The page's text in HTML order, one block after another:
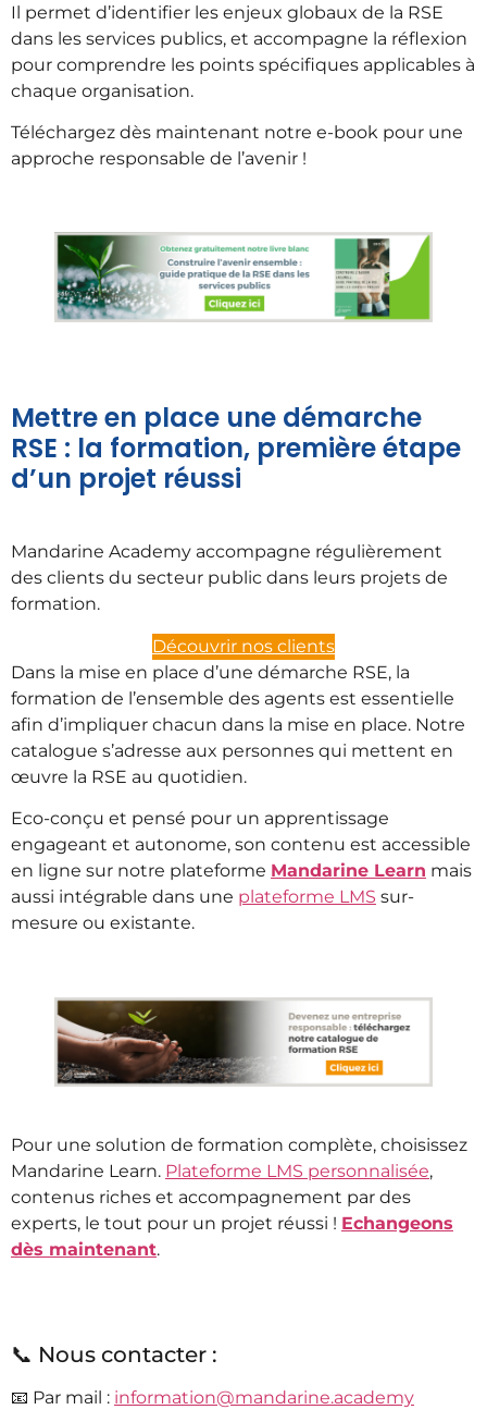
Il permet d’identifier les enjeux globaux de la RSE
dans les services publics, et accompagne la réflexion
pour comprendre les points spécifiques applicables à
chaque organisation.
Téléchargez dès maintenant notre e-book pour une
approche responsable de l’avenir !
Mettre en place une démarche
RSE : la formation, première étape
d’un projet réussi
Mandarine Academy accompagne régulièrement
des clients du secteur public dans leurs projets de
formation.
Découvrir nos clients
Dans la mise en place d’une démarche RSE, la
formation de l’ensemble des agents est essentielle
afin d’impliquer chacun dans la mise en place. Notre
catalogue s’adresse aux personnes qui mettent en
œuvre la RSE au quotidien.
Eco-conçu et pensé pour un apprentissage
engageant et autonome, son contenu est accessible
en ligne sur notre plateforme Mandarine Learn mais
aussi intégrable dans une plateforme LMS sur-
mesure ou existante.
Pour une solution de formation complète, choisissez
Mandarine Learn. Plateforme LMS personnalisée,
contenus riches et accompagnement par des
experts, le tout pour un projet réussi ! Echangeons
dès maintenant.
📞 Nous contacter :
📧 Par mail : information@mandarine.academy